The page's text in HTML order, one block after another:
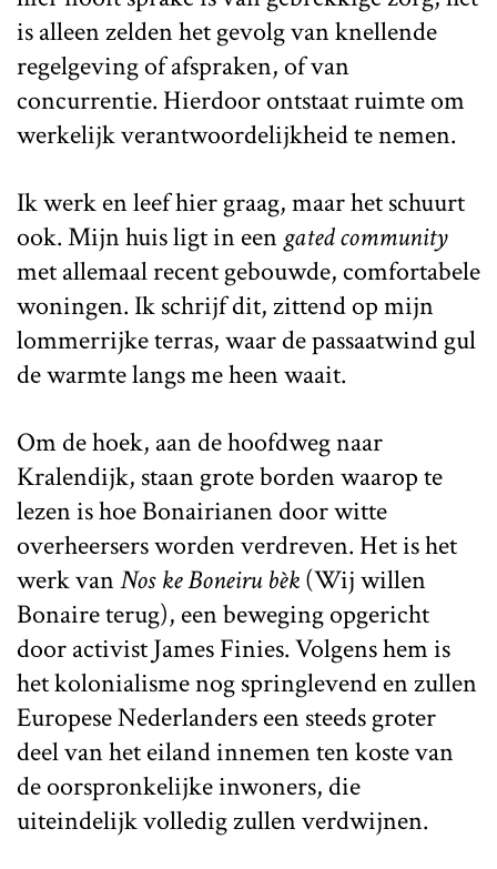
is alleen zelden het gevolg van knellende
regelgeving of afspraken, of van
concurrentie. Hierdoor ontstaat ruimte om
werkelijk verantwoordelijkheid te nemen.
Ik werk en leef hier graag, maar het schuurt
ook. Mijn huis ligt in een gated community
met allemaal recent gebouwde, comfortabele
woningen. Ik schrijf dit, zittend op mijn
lommerrijke terras, waar de passaatwind gul
de warmte langs me heen waait.
Om de hoek, aan de hoofdweg naar
Kralendijk, staan grote borden waarop te
lezen is hoe Bonairianen door witte
overheersers worden verdreven. Het is het
werk vanNos ke Boneiru bèk(Wij willen
Bonaire terug), een beweging opgericht
door activist James Finies. Volgens hem is
het kolonialisme nog springlevend en zullen
Europese Nederlanders een steeds groter
deel van het eiland innemen ten koste van
de oorspronkelijke inwoners, die
uiteindelijk volledig zullen verdwijnen.